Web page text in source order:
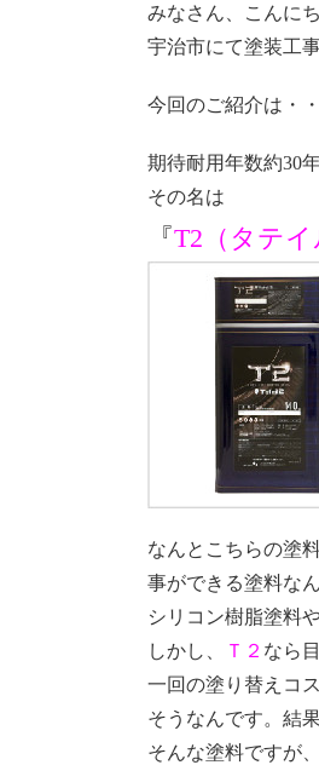
みなさん、こんに
宇治市にて塗装工
今回のご紹介は・・
期待耐用年数約30
その名は
『T2（タテイ
なんとこちらの塗
事ができる塗料な
シリコン樹脂塗料
しかし、
Ｔ２ なら
一回の塗り替えコ
そうなんです。結
そんな塗料ですが